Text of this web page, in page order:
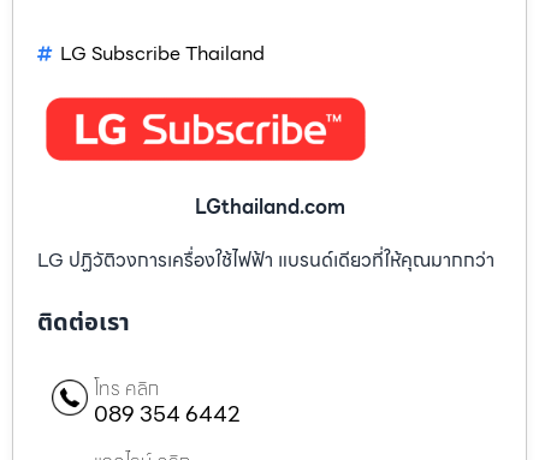
LG Subscribe Thailand
LGthailand.com
LG ปฏิวัติวงการเครื่องใช้ไฟฟ้า แบรนด์เดียวที่ให้คุณมากกว่า
ติดต่อเรา
โทร คลิก
089 354 6442